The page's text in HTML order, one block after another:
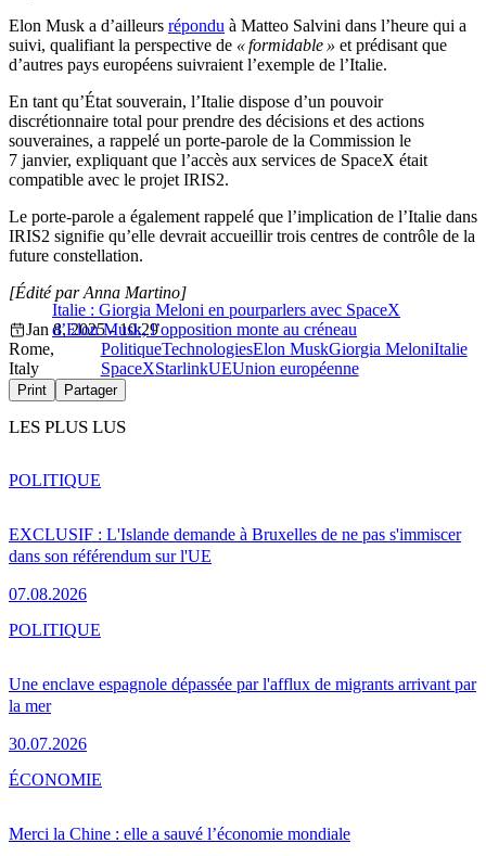
Elon Musk a d’ailleurs répondu à Matteo Salvini dans l’heure qui a
suivi, qualifiant la perspective de « formidable » et prédisant que
d’autres pays européens suivraient l’exemple de l’Italie.
En tant qu’État souverain, l’Italie dispose d’un pouvoir
discrétionnaire total pour prendre des décisions et des actions
souveraines, a rappelé un porte-parole de la Commission le
7 janvier, expliquant que l’accès aux services de SpaceX était
compatible avec le projet IRIS2.
Le porte-parole a également rappelé que l’implication de l’Italie dans
IRIS2 signifie qu’elle devrait accueillir trois centres de contrôle de la
future constellation.
Italie : Giorgia Meloni en pourparlers avec SpaceX
d’Elon Musk, l’opposition monte au créneau
[Édité par Anna Martino]
Jan 8, 2025 - 10:29
Rome,
Italy
PolitiqueTechnologiesElon MuskGiorgia MeloniItalie
SpaceXStarlinkUEUnion européenne
Print Partager
LES PLUS LUS
EXCLUSIF : L'Islande demande à Bruxelles de ne pas s'immiscer
dans son référendum sur l'UE
07.08.2026
POLITIQUE
Une enclave espagnole dépassée par l'afflux de migrants arrivant par
la mer
30.07.2026
POLITIQUE
Merci la Chine : elle a sauvé l’économie mondiale
ÉCONOMIE